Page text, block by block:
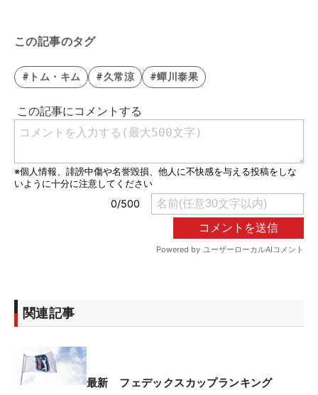
この記事のタグ
#トム・キム #久常涼 #蟬川泰果
関連記事
最新 フェデックスカップランキング